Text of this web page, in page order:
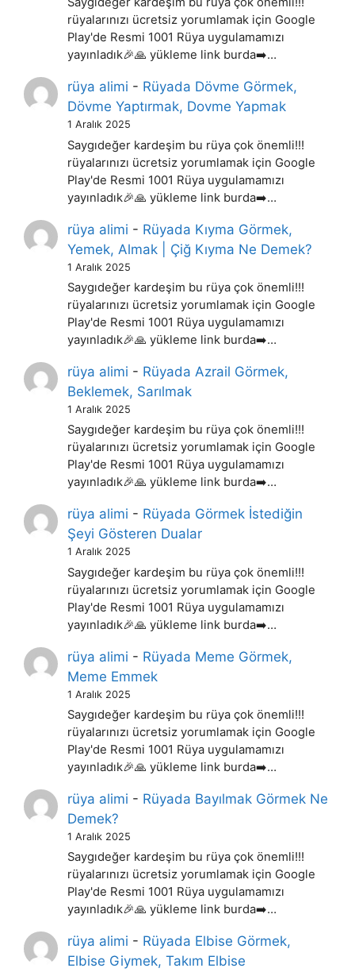
rüyalarınızı ücretsiz yorumlamak için Google
Play'de Resmi 1001 Rüya uygulamamızı
yayınladık🎉🙏 yükleme link burda➡️…
rüya alimi - Rüyada Dövme Görmek,
Dövme Yaptırmak, Dovme Yapmak
1 Aralık 2025
Saygıdeğer kardeşim bu rüya çok önemli!!!
rüyalarınızı ücretsiz yorumlamak için Google
Play'de Resmi 1001 Rüya uygulamamızı
yayınladık🎉🙏 yükleme link burda➡️…
rüya alimi - Rüyada Kıyma Görmek,
Yemek, Almak | Çiğ Kıyma Ne Demek?
1 Aralık 2025
Saygıdeğer kardeşim bu rüya çok önemli!!!
rüyalarınızı ücretsiz yorumlamak için Google
Play'de Resmi 1001 Rüya uygulamamızı
yayınladık🎉🙏 yükleme link burda➡️…
rüya alimi - Rüyada Azrail Görmek,
Beklemek, Sarılmak
1 Aralık 2025
Saygıdeğer kardeşim bu rüya çok önemli!!!
rüyalarınızı ücretsiz yorumlamak için Google
Play'de Resmi 1001 Rüya uygulamamızı
yayınladık🎉🙏 yükleme link burda➡️…
rüya alimi - Rüyada Görmek İstediğin
Şeyi Gösteren Dualar
1 Aralık 2025
Saygıdeğer kardeşim bu rüya çok önemli!!!
rüyalarınızı ücretsiz yorumlamak için Google
Play'de Resmi 1001 Rüya uygulamamızı
yayınladık🎉🙏 yükleme link burda➡️…
rüya alimi - Rüyada Meme Görmek,
Meme Emmek
1 Aralık 2025
Saygıdeğer kardeşim bu rüya çok önemli!!!
rüyalarınızı ücretsiz yorumlamak için Google
Play'de Resmi 1001 Rüya uygulamamızı
yayınladık🎉🙏 yükleme link burda➡️…
rüya alimi - Rüyada Bayılmak Görmek Ne
Demek?
1 Aralık 2025
Saygıdeğer kardeşim bu rüya çok önemli!!!
rüyalarınızı ücretsiz yorumlamak için Google
Play'de Resmi 1001 Rüya uygulamamızı
yayınladık🎉🙏 yükleme link burda➡️…
rüya alimi - Rüyada Elbise Görmek,
Elbise Giymek, Takım Elbise